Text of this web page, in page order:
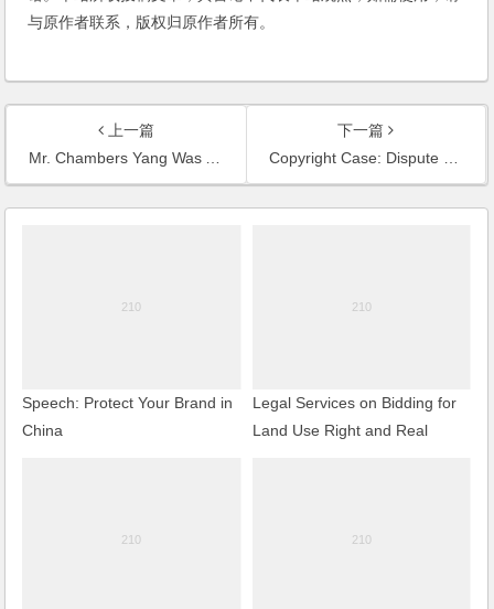
与原作者联系，版权归原作者所有。
上一篇
Mr. Chambers Yang Was Appointed as Legal Counsel of Shanghai Nine Sky Culture Propagation Co., Ltd.
下一篇
Copyright Case: Dispute of Ebooks on a Famous Website Infringing Authors Rights to Network Dissemination of Information
Speech: Protect Your Brand in
China
Legal Services on Bidding for
Land Use Right and Real